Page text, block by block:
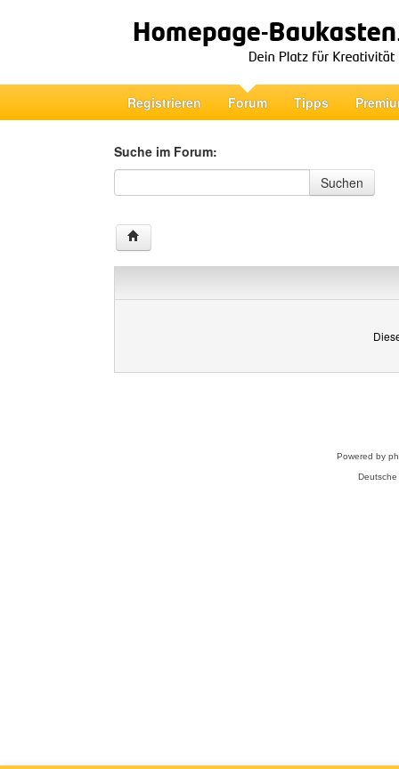
Registrieren Forum Tipps
Suche im Forum:
Suche im Forum
Suchen
Powered by